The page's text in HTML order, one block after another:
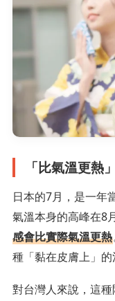
「比氣溫更熱
日本的7月，是一年
氣溫本身的高峰在8
感會比實際氣溫更熱
種「黏在皮膚上」的
對台灣人來說，這